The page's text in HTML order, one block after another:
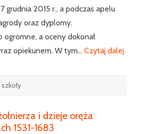
grudnia 2015 r., a podczas apelu
oraz dyplomy.
ogromne, a oceny dokonał
opiekunem. W tym… Czytaj dalej
i dzieje oręża
1531-1683